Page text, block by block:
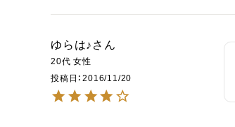
ゆらは♪
20代 女性
投稿日
2016/11/20